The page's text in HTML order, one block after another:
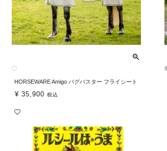
HORSEWARE Amigo バグバスター フライシート
¥ 35,900 税込